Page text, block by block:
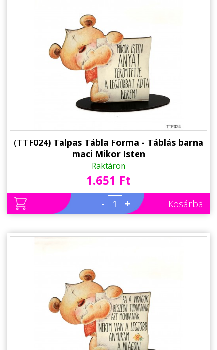
Állatos ajándéktárgyak
(TTF024) Talpas Tábla Forma - Táblás barna
maci Mikor Isten
Raktáron
1.651 Ft
- + Kosárba